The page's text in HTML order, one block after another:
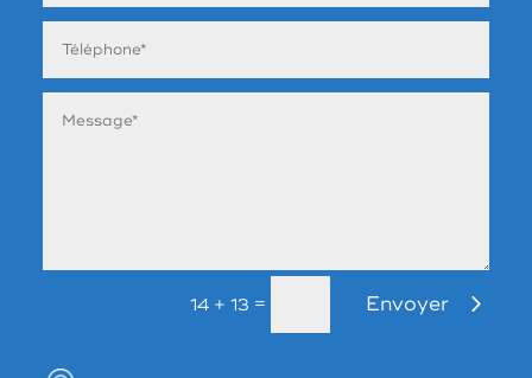
14 + 13 = Envoyer